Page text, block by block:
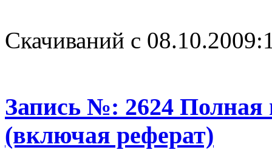
Cкачиваний с 08.10.2009:
Запись №: 2624 Полная
(включая реферат)